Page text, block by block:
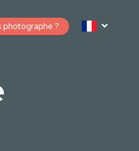
photographe ?